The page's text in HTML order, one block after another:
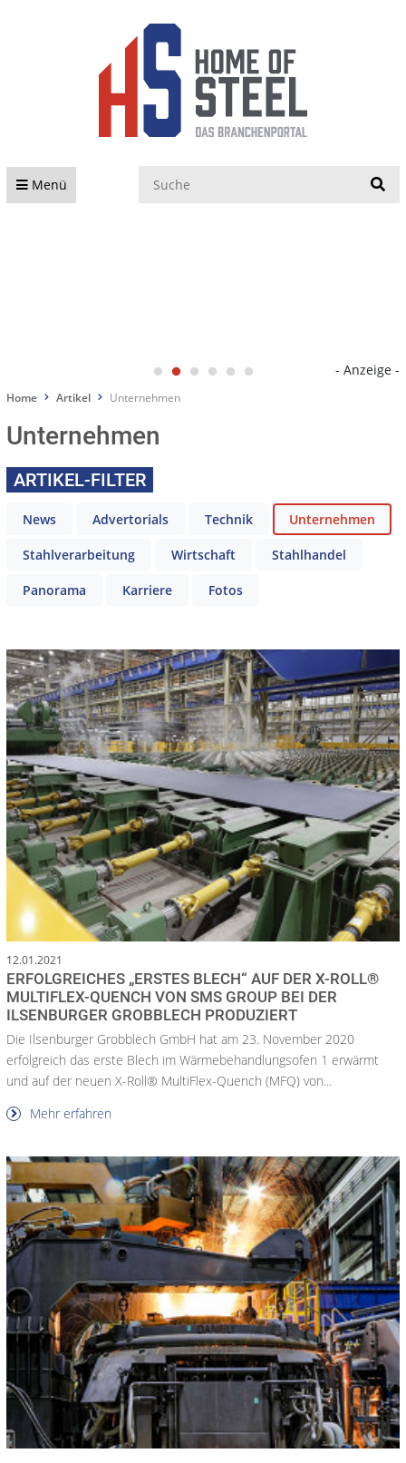
Menü
- Anzeige -
Home Artikel Unternehmen
Unternehmen
ARTIKEL-FILTER
News Advertorials Technik Unternehmen
Stahlverarbeitung Wirtschaft Stahlhandel
Panorama Karriere Fotos
12.01.2021
ERFOLGREICHES „ERSTES BLECH“ AUF DER X-ROLL®
MULTIFLEX-QUENCH VON SMS GROUP BEI DER
ILSENBURGER GROBBLECH PRODUZIERT
Die Ilsenburger Grobblech GmbH hat am 23. November 2020
erfolgreich das erste Blech im Wärmebehandlungsofen 1 erwärmt
und auf der neuen X-Roll® MultiFlex-Quench (MFQ) von...
Mehr erfahren